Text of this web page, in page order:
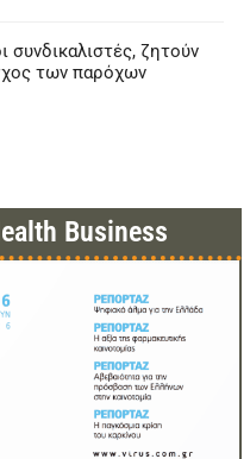
συνδικαλιστές, ζητούν
των παρόχων
Business